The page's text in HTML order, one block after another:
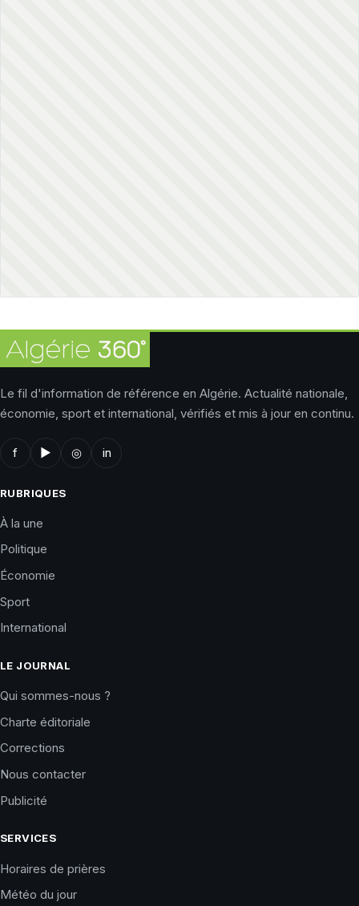
Le fil d'information de référence en Algérie. Actualité nationale,
économie, sport et international, vérifiés et mis à jour en continu.
f ▶ ◎ in
RUBRIQUES
À la une
Politique
Économie
Sport
International
LE JOURNAL
Qui sommes-nous ?
Charte éditoriale
Corrections
Nous contacter
Publicité
SERVICES
Horaires de prières
Météo du jour